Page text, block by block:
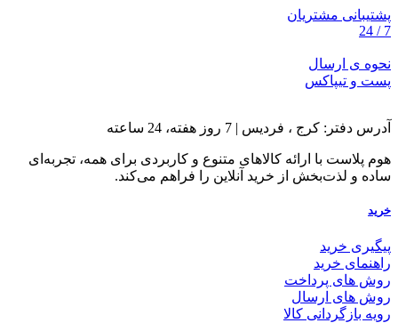
پشتیبانی مشتریان
7 / 24
نحوه ی ارسال
پست و تیپاکس
آدرس دفتر: کرج ، فردیس | 7 روز هفته، 24 ساعته
هوم پلاست با ارائه کالاهای متنوع و کاربردی برای همه، تجربه‌ای
ساده و لذت‌بخش از خرید آنلاین را فراهم می‌کند.
خرید
پیگیری خرید
راهنمای خرید
روش های پرداخت
روش های ارسال
رویه بازگردانی کالا